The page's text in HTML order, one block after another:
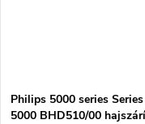
Philips 5000 series Series
5000 BHD510/00